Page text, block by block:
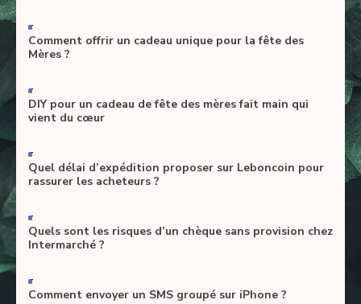
-
Comment offrir un cadeau unique pour la fête des
Mères ?
-
DIY pour un cadeau de fête des mères fait main qui
vient du cœur
-
Quel délai d’expédition proposer sur Leboncoin pour
rassurer les acheteurs ?
-
Quels sont les risques d’un chèque sans provision chez
Intermarché ?
-
Comment envoyer un SMS groupé sur iPhone ?